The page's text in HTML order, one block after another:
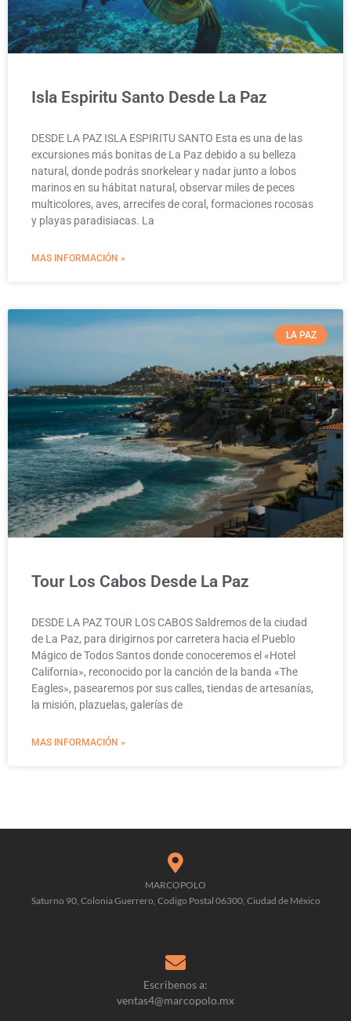
Isla Espiritu Santo Desde La Paz
DESDE LA PAZ ISLA ESPIRITU SANTO Esta es una de las
excursiones más bonitas de La Paz debido a su belleza
natural, donde podrás snorkelear y nadar junto a lobos
marinos en su hábitat natural, observar miles de peces
multicolores, aves, arrecifes de coral, formaciones rocosas
y playas paradisiacas. La
MAS INFORMACIÓN »
LA PAZ
Tour Los Cabos Desde La Paz
DESDE LA PAZ TOUR LOS CABOS Saldremos de la ciudad
de La Paz, para dirigirnos por carretera hacia el Pueblo
Mágico de Todos Santos donde conoceremos el «Hotel
California», reconocido por la canción de la banda «The
Eagles», pasearemos por sus calles, tiendas de artesanías,
la misión, plazuelas, galerías de
MAS INFORMACIÓN »
MARCOPOLO
Saturno 90, Colonia Guerrero, Codigo Postal 06300, Ciudad de México
Escribenos a:
ventas4@marcopolo.mx